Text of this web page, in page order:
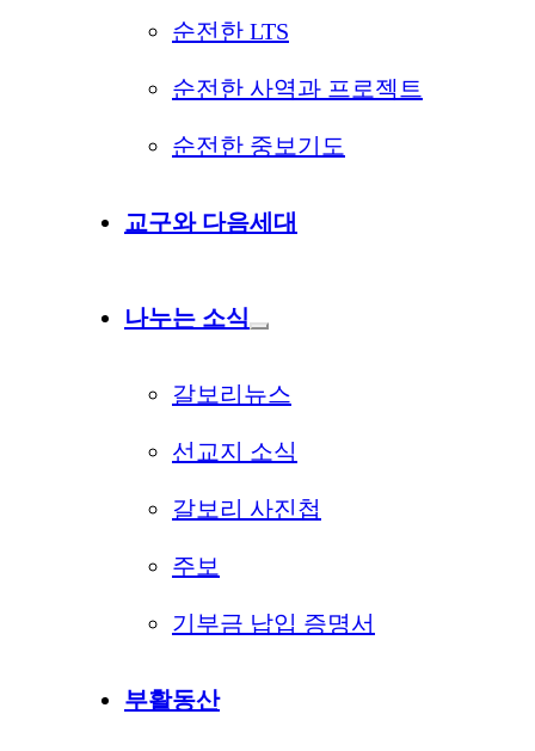
순전한 LTS
순전한 사역과 프로젝트
순전한 중보기도
교구와 다음세대
나누는 소식
갈보리뉴스
선교지 소식
갈보리 사진첩
주보
기부금 납입 증명서
부활동산